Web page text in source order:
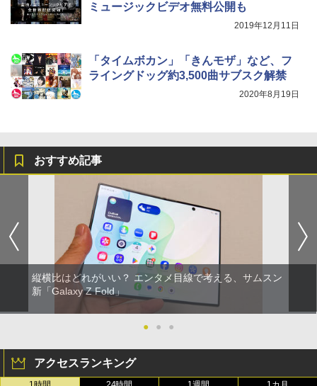
ミュージックビデオ無料公開も
2019年12月11日
「タイムボカン」「きんモザ」など、フ
ライングドッグ約3,500曲サブスク解禁
2020年8月19日
おすすめ記事
縦横比はどれがいい？ エンタメ目線で考える、サムスン
新「Galaxy Z Fold」
● ● ●
アクセスランキング